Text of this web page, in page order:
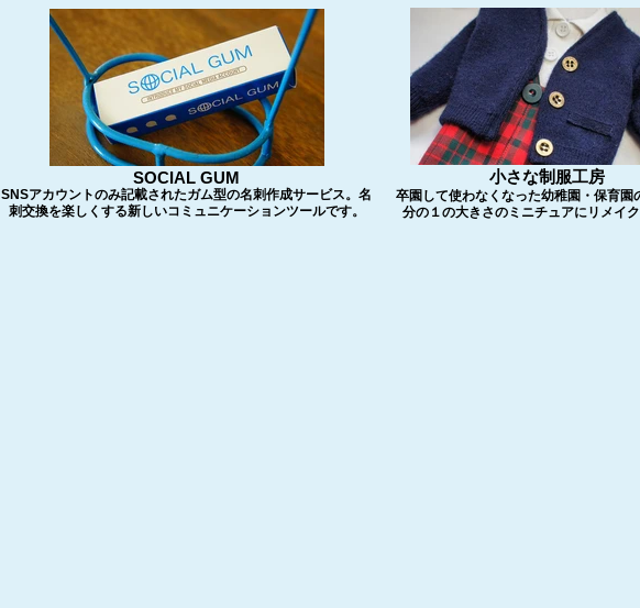
SOCIAL GUM
SNSアカウントのみ記載されたガム型の名刺作成サービス。名
刺交換を楽しくする新しいコミュニケーションツールです。
小さな制服工房
卒園して使わなくなった幼稚園・保育園
分の１の大きさのミニチュアにリメイク